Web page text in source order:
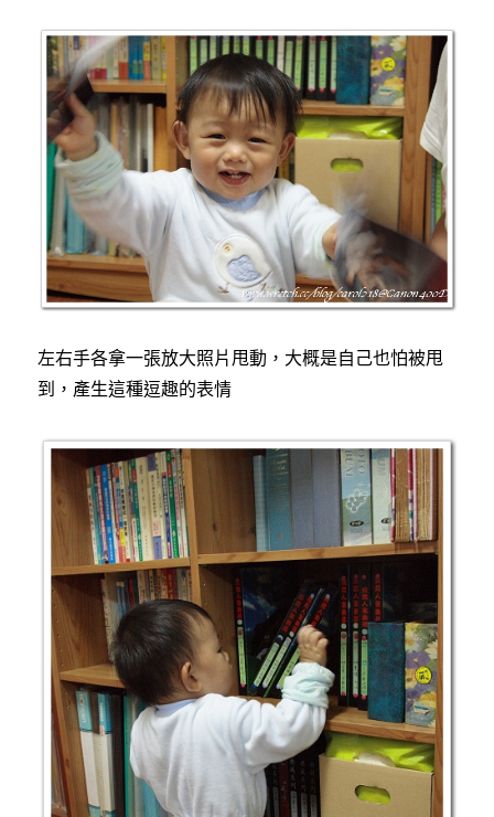
左右手各拿一張放大照片甩動，大概是自己也怕被甩
到，產生這種逗趣的表情